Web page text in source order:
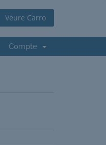
Veure Carro
Compte